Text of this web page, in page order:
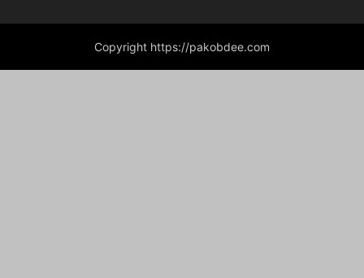
Copyright https://pakobdee.com